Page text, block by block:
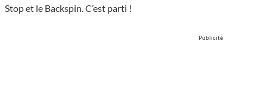
Stop et le Backspin. C’est parti !
Publicité